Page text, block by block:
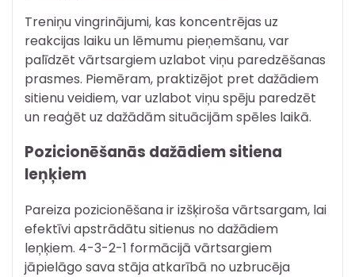
Treniņu vingrinājumi, kas koncentrējas uz
reakcijas laiku un lēmumu pieņemšanu, var
palīdzēt vārtsargiem uzlabot viņu paredzēšanas
prasmes. Piemēram, praktizējot pret dažādiem
sitienu veidiem, var uzlabot viņu spēju paredzēt
un reaģēt uz dažādām situācijām spēles laikā.
Pozicionēšanās dažādiem sitiena
leņķiem
Pareiza pozicionēšana ir izšķiroša vārtsargam, lai
efektīvi apstrādātu sitienus no dažādiem
leņķiem. 4-3-2-1 formācijā vārtsargiem
jāpielāgo sava stāja atkarībā no uzbrucēja